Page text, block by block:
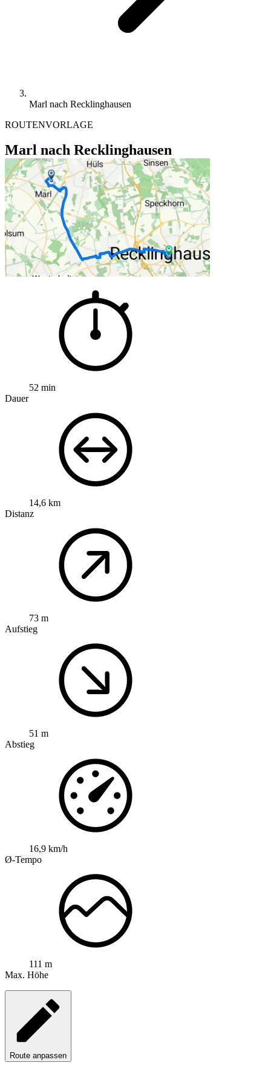
Marl nach Recklinghausen
ROUTENVORLAGE
Marl nach Recklinghausen
52 min
Dauer
14,6 km
Distanz
73 m
Aufstieg
51 m
Abstieg
16,9 km/h
Ø-Tempo
111 m
Max. Höhe
Route anpassen